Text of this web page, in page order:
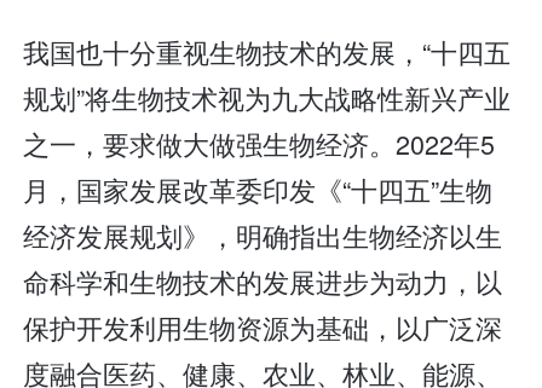
我国也十分重视生物技术的发展，“十四五
规划”将生物技术视为九大战略性新兴产业
之一，要求做大做强生物经济。2022年5
月，国家发展改革委印发《“十四五”生物
经济发展规划》，明确指出生物经济以生
命科学和生物技术的发展进步为动力，以
保护开发利用生物资源为基础，以广泛深
度融合医药、健康、农业、林业、能源、